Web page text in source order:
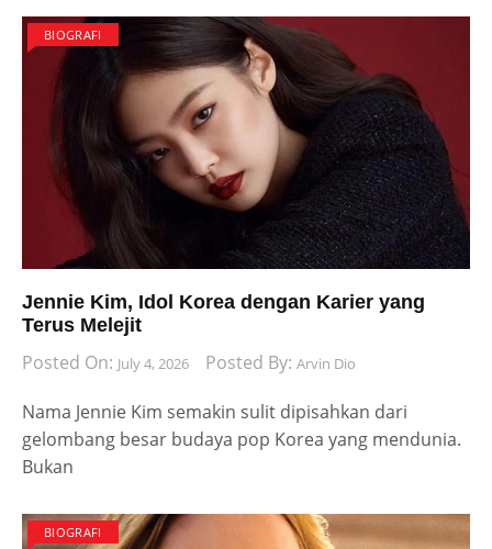
BIOGRAFI
Jennie Kim, Idol Korea dengan Karier yang
Terus Melejit
Posted On: July 4, 2026 Posted By: Arvin Dio
Nama Jennie Kim semakin sulit dipisahkan dari
gelombang besar budaya pop Korea yang mendunia.
Bukan
BIOGRAFI